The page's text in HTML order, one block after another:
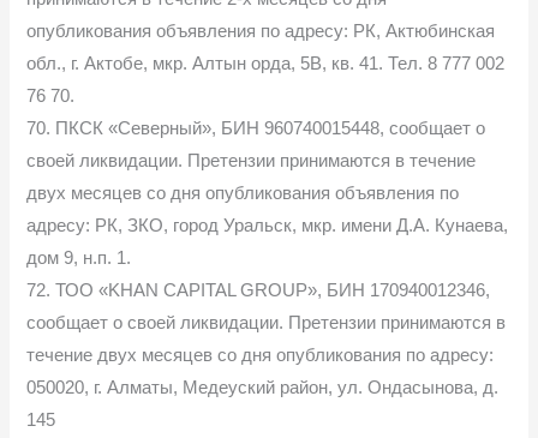
опубликования объявления по адресу: РК, Актюбинская
обл., г. Актобе, мкр. Алтын орда, 5В, кв. 41. Тел. 8 777 002
76 70.
70. ПКСК «Северный», БИН 960740015448, сообщает о
своей ликвидации. Претензии принимаются в течение
двух месяцев со дня опубликования объявления по
адресу: РК, ЗКО, город Уральск, мкр. имени Д.А. Кунаева,
дом 9, н.п. 1.
72. ТОО «KHAN CAPITAL GROUP», БИН 170940012346,
сообщает о своей ликвидации. Претензии принимаются в
течение двух месяцев со дня опубликования по адресу:
050020, г. Алматы, Медеуский район, ул. Ондасынова, д.
145